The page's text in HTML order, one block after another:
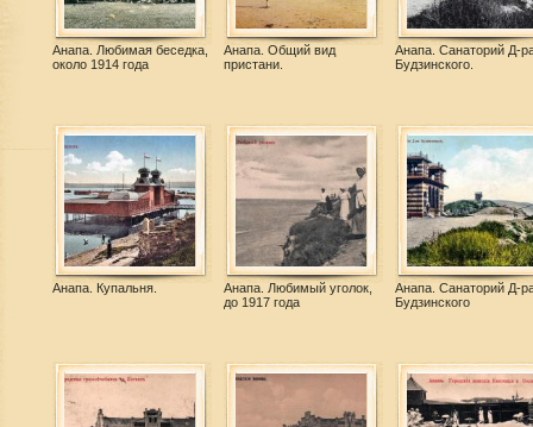
Анапа. Любимая беседка,
около 1914 года
Анапа. Общий вид
пристани.
Анапа. Санаторий Д-
Будзинского.
Анапа. Купальня.
Анапа. Любимый уголок,
до 1917 года
Анапа. Санаторий Д-
Будзинского